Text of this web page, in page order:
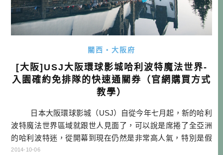
關西・大阪府
[大阪]USJ大阪環球影城哈利波特魔法世界-
入園確約免排隊的快速通關券（官網購買方式
教學）
日本大阪環球影城（USJ）自從今年七月起，新的哈利
波特魔法世界區域就跟世人見面了，可以說是席捲了全亞洲
的哈利波特迷，從開幕到現在仍然是非常高人氣，特別是假
日的話，要進去園區都不是很容易，且如果還要玩哈利波特
2014-10-06